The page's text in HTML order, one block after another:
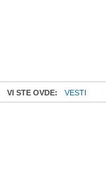
VI STE OVDE: VESTI